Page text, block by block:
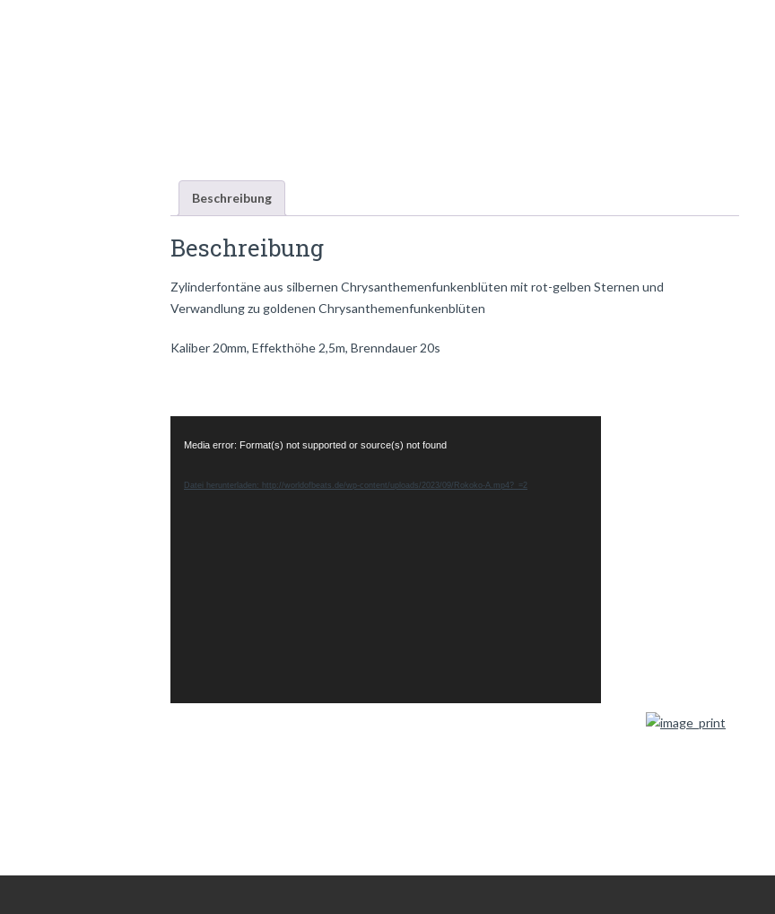
Beschreibung
Beschreibung
Zylinderfontäne aus silbernen Chrysanthemenfunkenblüten mit rot-gelben Sternen und
Verwandlung zu goldenen Chrysanthemenfunkenblüten
Kaliber 20mm, Effekthöhe 2,5m, Brenndauer 20s
Player
Media error: Format(s) not supported or source(s) not found
Datei herunterladen: http://worldofbeats.de/wp-content/uploads/2023/09/Rokoko-A.mp4?_=2